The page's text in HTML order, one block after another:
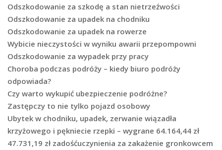
Odszkodowanie za szkodę a stan nietrzeźwości
Odszkodowanie za upadek na chodniku
Odszkodowanie za upadek na rowerze
Wybicie nieczystości w wyniku awarii przepompowni
Odszkodowanie za wypadek przy pracy
Choroba podczas podróży – kiedy biuro podróży
odpowiada?
Czy warto wykupić ubezpieczenie podróżne?
Zastępczy to nie tylko pojazd osobowy
Ubytek w chodniku, upadek, zerwanie wiązadła
krzyżowego i pękniecie rzepki – wygrane 64.164,44 zł
47.731,19 zł zadośćuczynienia za zakażenie gronkowcem